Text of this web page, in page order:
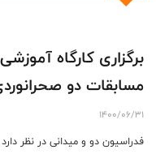
-
برگزاری کارگاه
مسابقات دو
1400/06/31
فدراسیون دو و میدانی در نظر